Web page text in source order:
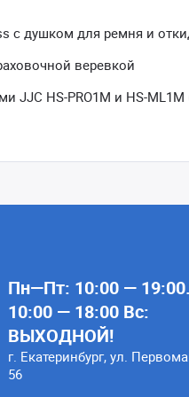
с душком для ремня и
веревкой
JJC HS-PRO1M и HS-
Пн—Пт: 10:00 —
10:00 — 18:00 Вс:
ВЫХОДНОЙ!
г. Екатеринбург, ул.
56